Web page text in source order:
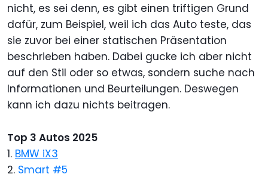
nicht, es sei denn, es gibt einen triftigen Grund
dafür, zum Beispiel, weil ich das Auto teste, das
sie zuvor bei einer statischen Präsentation
beschrieben haben. Dabei gucke ich aber nicht
auf den Stil oder so etwas, sondern suche nach
Informationen und Beurteilungen. Deswegen
kann ich dazu nichts beitragen.
Top 3 Autos 2025
1. BMW iX3
2. Smart #5